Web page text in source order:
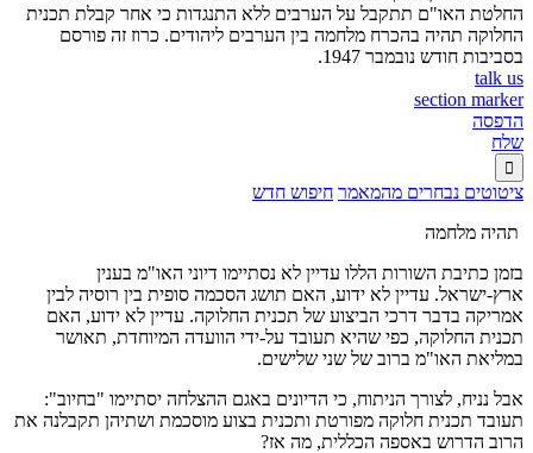
החלטת האו"ם תתקבל על הערבים ללא התנגדות כי אחר קבלת תכנית
החלוקה תהיה בהכרח מלחמה בין הערבים ליהודים. כרוז זה פורסם
בסביבות חודש נובמבר 1947.
talk us
section marker
הדפסה
שלח

ציטוטים נבחרים מהמאמר חיפוש חדש
תהיה מלחמה
בזמן כתיבת השורות הללו עדיין לא נסתיימו דיוני האו"מ בענין
ארץ-ישראל. עדיין לא ידוע, האם תושג הסכמה סופית בין רוסיה לבין
אמריקה בדבר דרכי הביצוע של תכנית החלוקה. עדיין לא ידוע, האם
תכנית החלוקה, כפי שהיא תעובד על-ידי הוועדה המיוחדת, תאושר
במליאת האו"מ ברוב של שני שלישים.
אבל נניח, לצורך הניתוח, כי הדיונים באגם ההצלחה יסתיימו "בחיוב":
תעובד תכנית חלוקה מפורטת ותכנית בצוע מוסכמת ושתיהן תקבלנה את
הרוב הדרוש באספה הכללית, מה אז?